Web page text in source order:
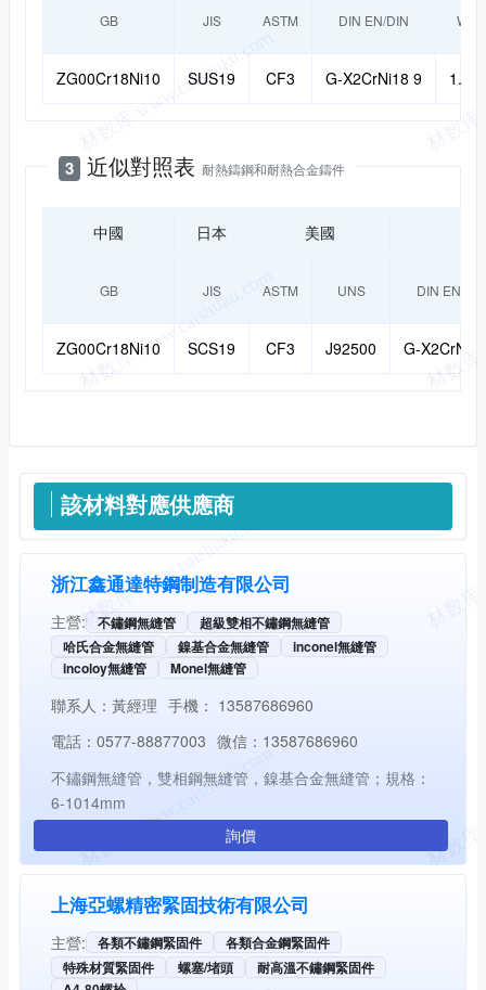
GB JIS ASTM DIN EN/DIN W-
ZG00Cr18Ni10 SUS19 CF3 G-X2CrNi18 9
3 近似對照表 耐熱鑄鋼和耐熱合金鑄件
中國 日本 美國
GB JIS ASTM UNS DIN EN/DIN
ZG00Cr18Ni10 SCS19 CF3 J92500 G-
供應信息
該材料對應供應商
浙江鑫通達特鋼制造有限公司
主營: 不鏽鋼無縫管
超級雙相不鏽鋼無縫管
哈氏合金無縫管
鎳基合金無縫管
inconel無縫管
incoloy無縫管
Monel無縫管
聯系人： 黃經理 手機： 13587686960
電話： 0577-88877003 微信： 13587686960
不鏽鋼無縫管，雙相鋼無縫管，鎳基合金無縫管；規格：
6-1014mm
詢價
上海亞螺精密緊固技術有限公司
主營: 各類不鏽鋼緊固件
各類合金鋼緊固件
特殊材質緊固件
螺塞/堵頭
耐高溫不鏽鋼緊固件